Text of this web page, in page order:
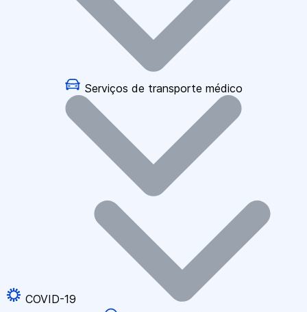
Serviços de transporte médico
COVID-19